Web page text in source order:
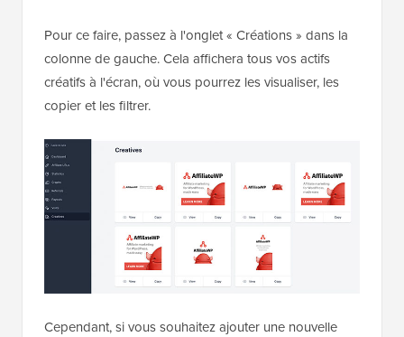
Pour ce faire, passez à l'onglet « Créations » dans la
colonne de gauche. Cela affichera tous vos actifs
créatifs à l'écran, où vous pourrez les visualiser, les
copier et les filtrer.
Cependant, si vous souhaitez ajouter une nouvelle